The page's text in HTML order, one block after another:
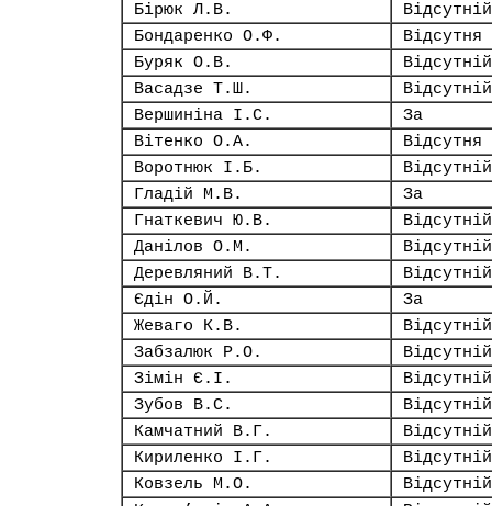
Бірюк Л.В.
Відсутній
Бондаренко О.Ф.
Відсутня
Буряк О.В.
Відсутній
Васадзе Т.Ш.
Відсутній
Вершиніна І.С.
За
Вітенко О.А.
Відсутня
Воротнюк І.Б.
Відсутній
Гладій М.В.
За
Гнаткевич Ю.В.
Відсутній
Данілов О.М.
Відсутній
Деревляний В.Т.
Відсутній
Єдін О.Й.
За
Жеваго К.В.
Відсутній
Забзалюк Р.О.
Відсутній
Зімін Є.І.
Відсутній
Зубов В.С.
Відсутній
Камчатний В.Г.
Відсутній
Кириленко І.Г.
Відсутній
Ковзель М.О.
Відсутній